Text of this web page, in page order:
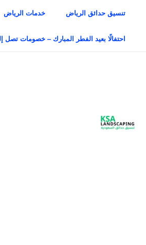
المحتوى
تنسيق حدائق الرياض خدمات الرياض
احتفالًا بعيد الفطر المبارك – خصومات تصل إلى 15% على جميع